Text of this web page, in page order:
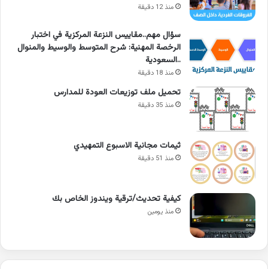
منذ 12 دقيقة
سؤال مهم..مقاييس النزعة المركزية في اختبار
الرخصة المهنية: شرح المتوسط والوسيط والمنوال
..السعودية
منذ 18 دقيقة
تحميل ملف توزيعات العودة للمدارس
منذ 35 دقيقة
ثيمات مجانية الاسبوع التمهيدي
منذ 51 دقيقة
كيفية تحديث/ترقية ويندوز الخاص بك
منذ يومين